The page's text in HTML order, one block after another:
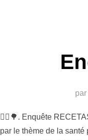
par
👩‍⚕️🌳. Enquête
par le thème de la santé